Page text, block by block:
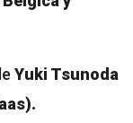
Yuki Tsunoda